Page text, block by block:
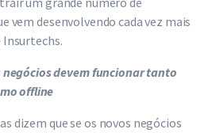
vem desenvolvendo cada vez mais
negócios devem funcionar tanto
offline
dizem que se os novos negócios